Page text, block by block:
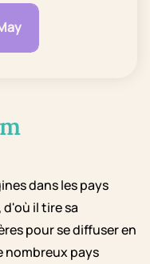
dans les pays
il tire sa
pour se diffuser en
nombreux pays